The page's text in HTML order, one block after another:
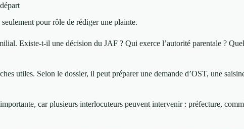
pour rôle de rédiger une plainte.
Existe-t-il une décision du JAF ? Qui exerce l’autorité parentale ?
utiles. Selon le dossier, il peut préparer une demande d’OST, une
car plusieurs interlocuteurs peuvent intervenir : préfecture,